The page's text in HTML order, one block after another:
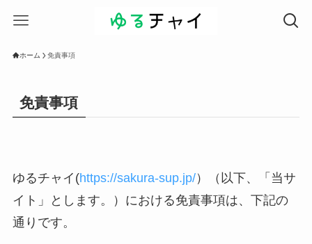
ホーム 免責事項
免責事項
ゆるチャイ(https://sakura-sup.jp/）（以下、「当サ
イト」とします。）における免責事項は、下記の
通りです。